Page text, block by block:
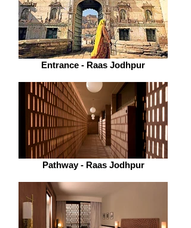
Entrance - Raas Jodhpur
Pathway - Raas Jodhpur